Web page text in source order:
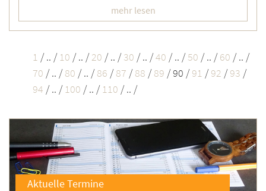
mehr lesen
1 /.. /10 /.. /20 /.. /30 /.. /40 /.. /50 /.. /60 /.. /
70 /.. /80 /.. /86 /87 /88 /89 /90 /91 /92 /93 /
94 /.. /100 /.. /110 /.. /
Aktuelle Termine